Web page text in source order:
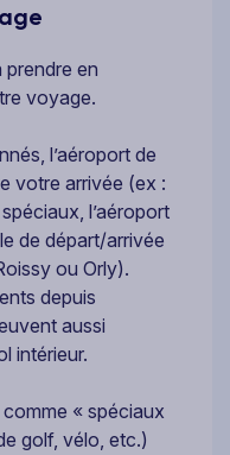
en
voyage.
l’aéroport de
votre arrivée (ex :
l’aéroport
de départ/arrivée
ou Orly).
depuis
aussi
intérieur.
« spéciaux
golf, vélo, etc.)